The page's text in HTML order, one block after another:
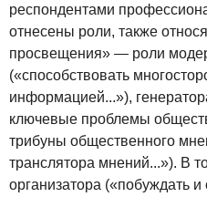
респондентами
отнесены роли, также
просвещения» — роли
(«способствовать
информацией...»),
ключевые проблемы
трибуны общественного
транслятора мнений...»). В
организатора («побуждать